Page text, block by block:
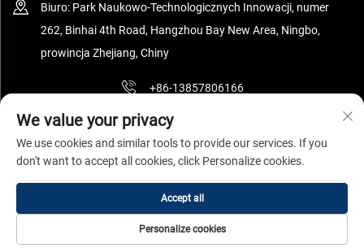
Biuro: Park Naukowo-Technologicznych Innowacji, numer
262, Binhai 4th Road, Hangzhou Bay New Area, Ningbo,
prowincja Zhejiang, Chiny
+86-13857806166
[email protected]
Polityka prywatności
We value your privacy
We use cookies and similar tools to provide our services. If you
don't want to accept all cookies, click Personalize cookies.
Personalize cookies
Accept all